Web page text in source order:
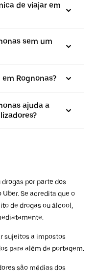
de viajar em
sem um
Rognonas?
ajuda a
por parte dos
Se acredita que o
de drogas ou álcool,
sujeitos a impostos
para além da portagem.
são médias dos